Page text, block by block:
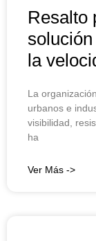
Resalto
la
La
urbanos e
visibilidad,
ha
Ver Más ->